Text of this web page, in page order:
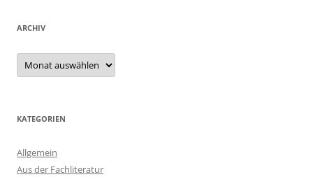
ARCHIV
Archiv
KATEGORIEN
Allgemein
Aus der Fachliteratur